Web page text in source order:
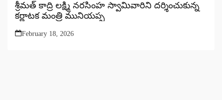
శ్రీమత్ కాద్రి లక్ష్మి నరసింహ స్వామివారిని దర్శించుకున్న
కర్ణాటక మంత్రి మునియప్ప
February 18, 2026